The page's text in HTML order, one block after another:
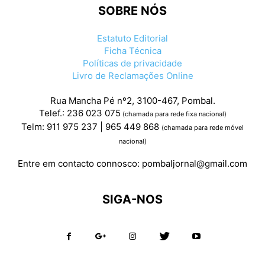
SOBRE NÓS
Estatuto Editorial
Ficha Técnica
Políticas de privacidade
Livro de Reclamações Online
Rua Mancha Pé nº2, 3100-467, Pombal.
Telef.: 236 023 075 (chamada para rede fixa nacional)
Telm: 911 975 237 | 965 449 868 (chamada para rede móvel
nacional)
Entre em contacto connosco: pombaljornal@gmail.com
SIGA-NOS